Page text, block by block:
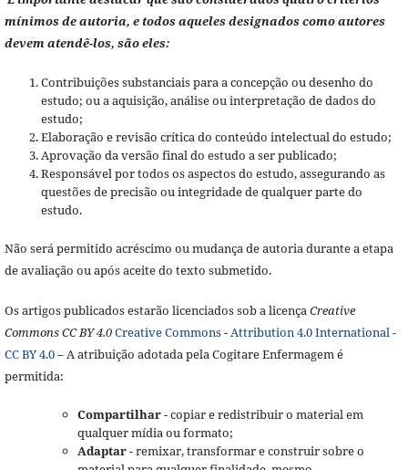
mínimos de autoria, e todos aqueles designados como autores
devem atendê-los, são eles:
Contribuições substanciais para a concepção ou desenho do
estudo; ou a aquisição, análise ou interpretação de dados do
estudo;
Elaboração e revisão crítica do conteúdo intelectual do estudo;
Aprovação da versão final do estudo a ser publicado;
Responsável por todos os aspectos do estudo, assegurando as
questões de precisão ou integridade de qualquer parte do
estudo.
Não será permitido acréscimo ou mudança de autoria durante a etapa
de avaliação ou após aceite do texto submetido.
Os artigos publicados estarão licenciados sob a licença Creative
Commons CC BY 4.0Creative Commons - Attribution 4.0 International -
CC BY 4.0– A atribuição adotada pela Cogitare Enfermagem é
permitida:
Compartilhar- copiar e redistribuir o material em
qualquer mídia ou formato;
Adaptar- remixar, transformar e construir sobre o